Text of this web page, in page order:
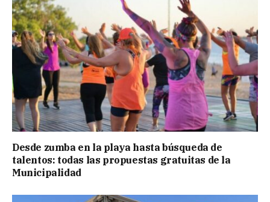
Desde zumba en la playa hasta búsqueda de
talentos: todas las propuestas gratuitas de la
Municipalidad